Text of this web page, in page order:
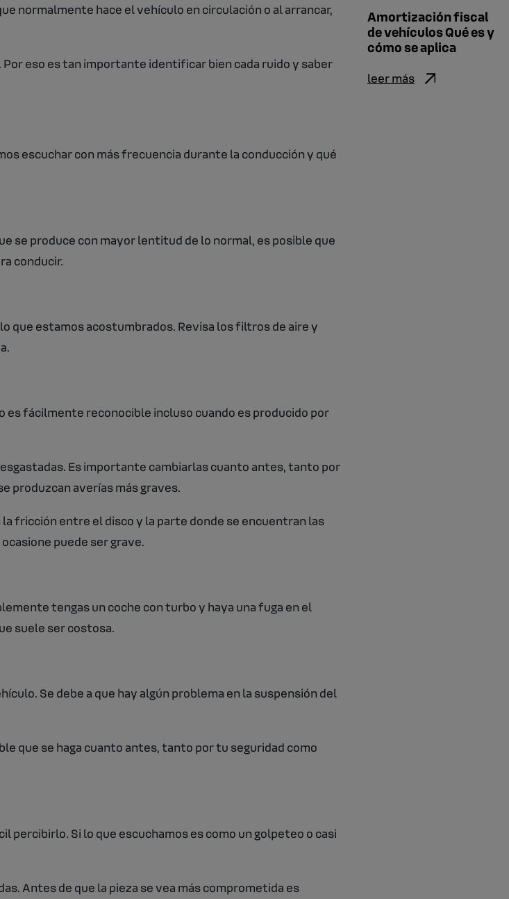
normalmente hace el vehículo en circulación o al arrancar,
eso es tan importante identificar bien cada ruido y saber
escuchar con más frecuencia durante la conducción y qué
se produce con mayor lentitud de lo normal, es posible que
conducir.
que estamos acostumbrados. Revisa los filtros de aire y
es fácilmente reconocible incluso cuando es producido por
Es importante cambiarlas cuanto antes, tanto por
produzcan averías más graves.
fricción entre el disco y la parte donde se encuentran las
puede ser grave.
tengas un coche con turbo y haya una fuga en el
suele ser costosa.
Se debe a que hay algún problema en la suspensión del
que se haga cuanto antes, tanto por tu seguridad como
percibirlo. Si lo que escuchamos es como un golpeteo o casi
Antes de que la pieza se vea más comprometida es
Amortización fiscal
de vehículos Qué es y
cómo se aplica
leer más